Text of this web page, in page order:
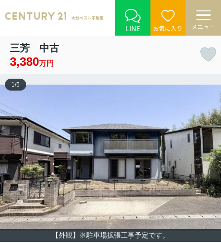
LINE お気に入り メニュー
三芳 中古
3,380万円
【外観】※駐車場拡張工事予定です。
1 /5